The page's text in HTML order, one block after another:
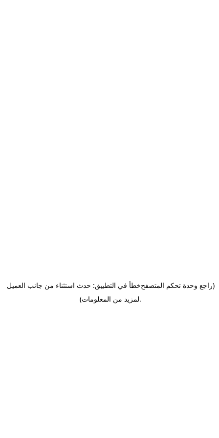
خطأ في التطبيق: حدث استثناء من جانب العميل(راجع وحدة تحكم المتصفح
لمزيد من المعلومات).